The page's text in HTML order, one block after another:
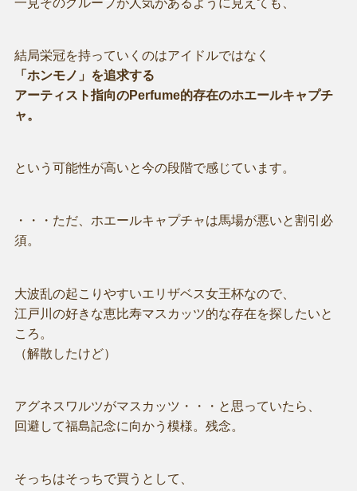
結局栄冠を持っていくのはアイドルではなく
「ホンモノ」を追求する
アーティスト指向のPerfume的存在のホエールキャプチ
ャ。
という可能性が高いと今の段階で感じています。
・・・ただ、ホエールキャプチャは馬場が悪いと割引必
須。
大波乱の起こりやすいエリザベス女王杯なので、
江戸川の好きな恵比寿マスカッツ的な存在を探したいと
ころ。
（解散したけど）
アグネスワルツがマスカッツ・・・と思っていたら、
回避して福島記念に向かう模様。残念。
そっちはそっちで買うとして、